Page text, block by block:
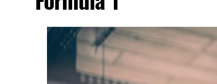
solicitud hacen necesario un estudio
empresa que obtuvo la concesión.
La novedad se conoce mientras la
delicadísima situación jurídica. El
adjudicataria es objeto de una